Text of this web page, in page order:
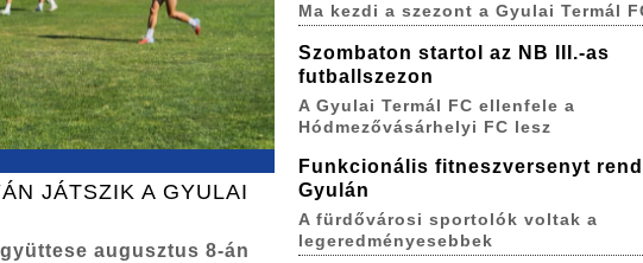
JÁTSZIK A GYULAI
augusztus 8-án
Ma kezdi a szezont a Gyulai Termál
Szombaton startol az NB III.-as
futballszezon
A Gyulai Termál FC ellenfele a
Hódmezővásárhelyi FC lesz
Funkcionális fitneszversenyt
Gyulán
A fürdővárosi sportolók voltak a
legeredményesebbek